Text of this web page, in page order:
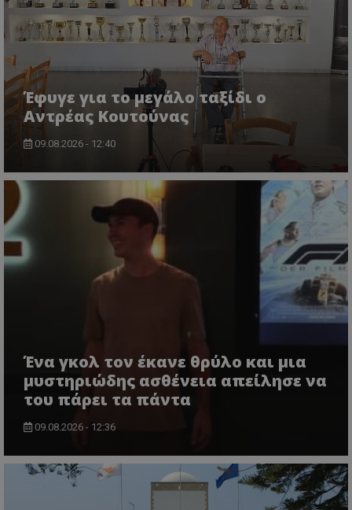
Έφυγε για το μεγάλο ταξίδι ο
Αντρέας Κουτούνας
09.08.2026 - 12:40
Ένα γκολ τον έκανε θρύλο και μια
μυστηριώδης ασθένεια απείλησε να
του πάρει τα πάντα
09.08.2026 - 12:36